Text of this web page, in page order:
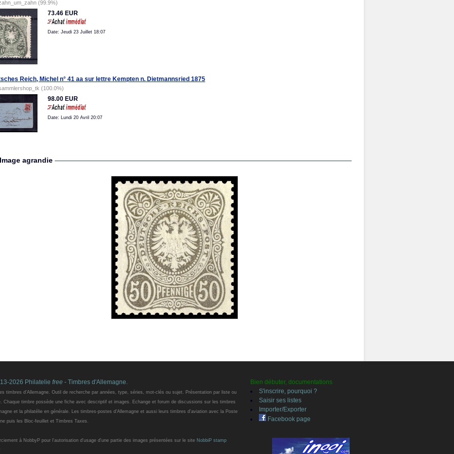
(99.9%)
73.46 EUR
Date: Jeudi 23 Juillet 18:07
Reich, Michel n° 41 aa sur lettre Kempten n. Dietmannsried 1875
(100.0%)
98.00 EUR
Date: Lundi 20 Avril 20:07
Image agrandie
2026 Philatelie free - Timbres d'Allemagne.
timbres d'Allemagne. Outil de recherche par années, type, séries, mot-clés ou sujet. Présentation par liste ou
Chaque timbre possède une fiche avec descriptif et images. Echange et forum de discussions sur les timbres
et la philatélie en générale. Les timbres-postes d'Allemagne et aussi leurs timbres d'aviation avec la Poste
puis les Bloc-feuillet et Timbres Taxes.
à NobbyP pour l'autorisation d'usage d'une partie des images présentées sur le site NobbiP stamp
Bien débuter, documentations
S'inscrire, pourquoi ?
Saisir ses listes
Importer/Exporter
Facebook page